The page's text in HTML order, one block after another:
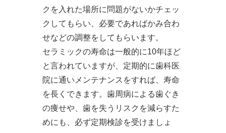
クを入れた場所に問題がないかチェッ
クしてもらい、必要であればかみ合わ
せなどの調整をしてもらいます。
セラミックの寿命は一般的に10年ほど
と言われていますが、定期的に歯科医
院に通いメンテナンスをすれば、寿命
を長くできます。歯周病による歯ぐき
の痩せや、歯を失うリスクを減らすた
めにも、必ず定期検診を受けましょ